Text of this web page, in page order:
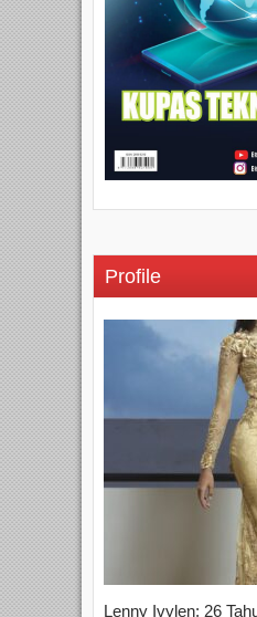
Profile
Lenny Ivylen: 26